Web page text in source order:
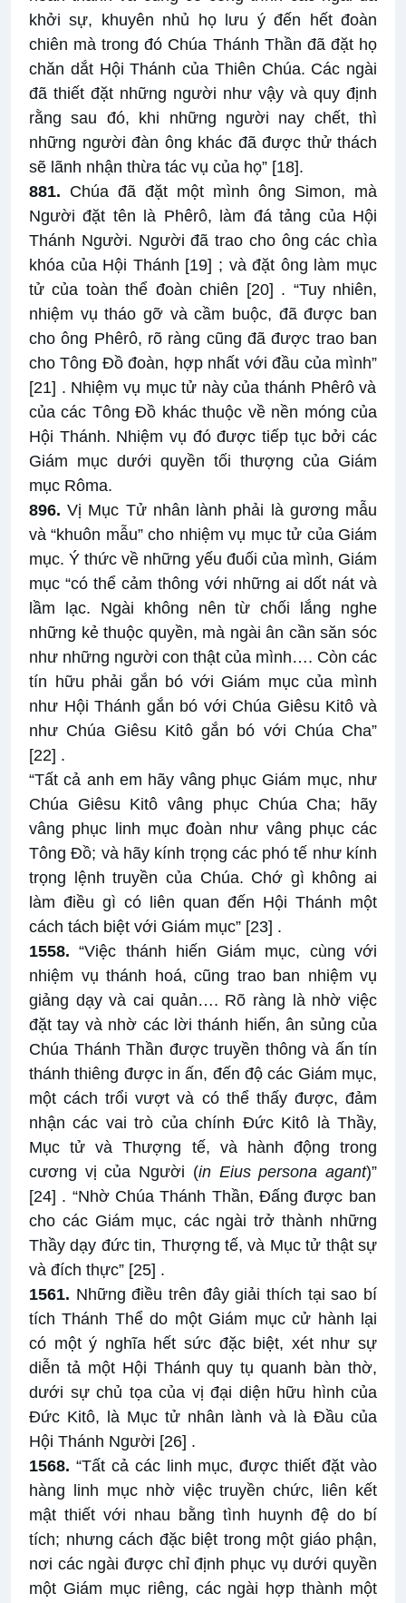
khởi sự, khuyên nhủ họ lưu ý đến hết đoàn
chiên mà trong đó Chúa Thánh Thần đã đặt họ
chăn dắt Hội Thánh của Thiên Chúa. Các ngài
đã thiết đặt những người như vậy và quy định
rằng sau đó, khi những người nay chết, thì
những người đàn ông khác đã được thử thách
sẽ lãnh nhận thừa tác vụ của họ” [18].
881. Chúa đã đặt một mình ông Simon, mà
Người đặt tên là Phêrô, làm đá tảng của Hội
Thánh Người. Người đã trao cho ông các chìa
khóa của Hội Thánh [19] ; và đặt ông làm mục
tử của toàn thể đoàn chiên [20] . “Tuy nhiên,
nhiệm vụ tháo gỡ và cầm buộc, đã được ban
cho ông Phêrô, rõ ràng cũng đã được trao ban
cho Tông Đồ đoàn, hợp nhất với đầu của mình”
[21] . Nhiệm vụ mục tử này của thánh Phêrô và
của các Tông Đồ khác thuộc về nền móng của
Hội Thánh. Nhiệm vụ đó được tiếp tục bởi các
Giám mục dưới quyền tối thượng của Giám
mục Rôma.
896. Vị Mục Tử nhân lành phải là gương mẫu
và “khuôn mẫu” cho nhiệm vụ mục tử của Giám
mục. Ý thức về những yếu đuối của mình, Giám
mục “có thể cảm thông với những ai dốt nát và
lầm lạc. Ngài không nên từ chối lắng nghe
những kẻ thuộc quyền, mà ngài ân cần săn sóc
như những người con thật của mình…. Còn các
tín hữu phải gắn bó với Giám mục của mình
như Hội Thánh gắn bó với Chúa Giêsu Kitô và
như Chúa Giêsu Kitô gắn bó với Chúa Cha”
[22] .
“Tất cả anh em hãy vâng phục Giám mục, như
Chúa Giêsu Kitô vâng phục Chúa Cha; hãy
vâng phục linh mục đoàn như vâng phục các
Tông Đồ; và hãy kính trọng các phó tế như kính
trọng lệnh truyền của Chúa. Chớ gì không ai
làm điều gì có liên quan đến Hội Thánh một
cách tách biệt với Giám mục” [23] .
1558. “Việc thánh hiến Giám mục, cùng với
nhiệm vụ thánh hoá, cũng trao ban nhiệm vụ
giảng dạy và cai quản…. Rõ ràng là nhờ việc
đặt tay và nhờ các lời thánh hiến, ân sủng của
Chúa Thánh Thần được truyền thông và ấn tín
thánh thiêng được in ấn, đến độ các Giám mục,
một cách trổi vượt và có thể thấy được, đảm
nhận các vai trò của chính Đức Kitô là Thầy,
Mục tử và Thượng tế, và hành động trong
cương vị của Người (in Eius persona agant)”
[24] . “Nhờ Chúa Thánh Thần, Đấng được ban
cho các Giám mục, các ngài trở thành những
Thầy dạy đức tin, Thượng tế, và Mục tử thật sự
và đích thực” [25] .
1561. Những điều trên đây giải thích tại sao bí
tích Thánh Thể do một Giám mục cử hành lại
có một ý nghĩa hết sức đặc biệt, xét như sự
diễn tả một Hội Thánh quy tụ quanh bàn thờ,
dưới sự chủ tọa của vị đại diện hữu hình của
Đức Kitô, là Mục tử nhân lành và là Đầu của
Hội Thánh Người [26] .
1568. “Tất cả các linh mục, được thiết đặt vào
hàng linh mục nhờ việc truyền chức, liên kết
mật thiết với nhau bằng tình huynh đệ do bí
tích; nhưng cách đặc biệt trong một giáo phận,
nơi các ngài được chỉ định phục vụ dưới quyền
một Giám mục riêng, các ngài hợp thành một